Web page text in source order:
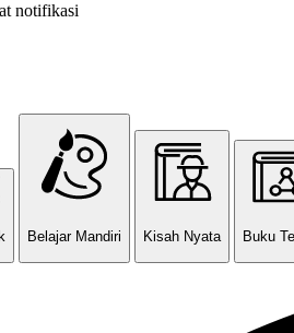
notifikasi
Belajar Mandiri Kisah Nyata Buku